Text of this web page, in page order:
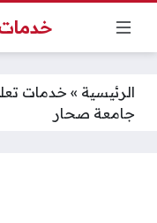
خدمات
الرئيسية » خدمات
جامعة صحار